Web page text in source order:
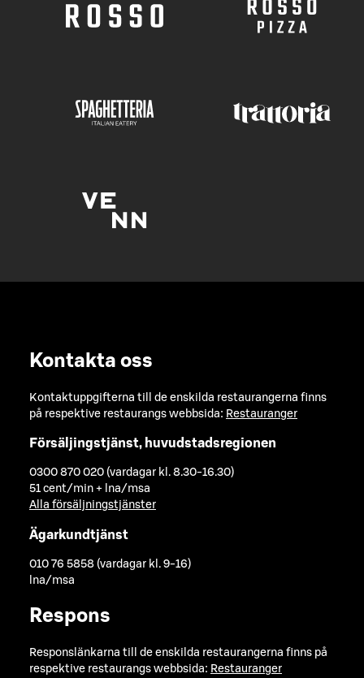
Kontakta oss
Kontaktuppgifterna till de enskilda restaurangerna finns
på respektive restaurangs webbsida: Restauranger
Försäljingstjänst, huvudstadsregionen
0300 870 020 (vardagar kl. 8.30-16.30)
51 cent/min + lna/msa
Alla försäljningstjänster
Ägarkundtjänst
010 76 5858 (vardagar kl. 9-16)
lna/msa
Respons
Responslänkarna till de enskilda restaurangerna finns på
respektive restaurangs webbsida: Restauranger